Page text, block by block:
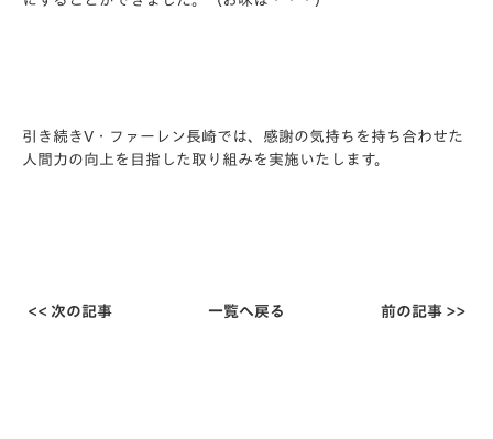
引き続きV・ファーレン長崎では、感謝の気持ちを持ち合わせた
人間力の向上を目指した取り組みを実施いたします。
<< 次の記事 一覧へ戻る 前の記事 >>